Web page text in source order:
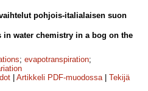
pohjois-italialaisen suon
in water chemistry in a bog on the
; evapotranspiration;
Artikkeli PDF-muodossa| Tekijä